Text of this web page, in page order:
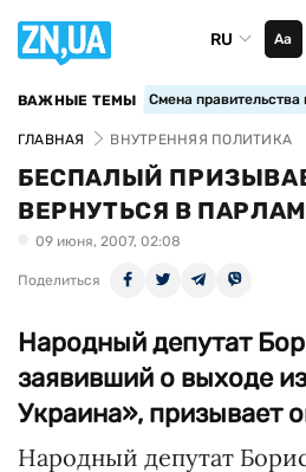
RU Аа
ВАЖНЫЕ ТЕМЫ Смена
ГЛАВНАЯ ВНУТРЕННЯЯ ПОЛИТИКА
БЕСПАЛЫЙ
ВЕРНУТЬСЯ В
09 июня, 2007, 02:08
Поделиться
Народный депутат
заявивший о выходе
Украина», призывает
Народный депутат